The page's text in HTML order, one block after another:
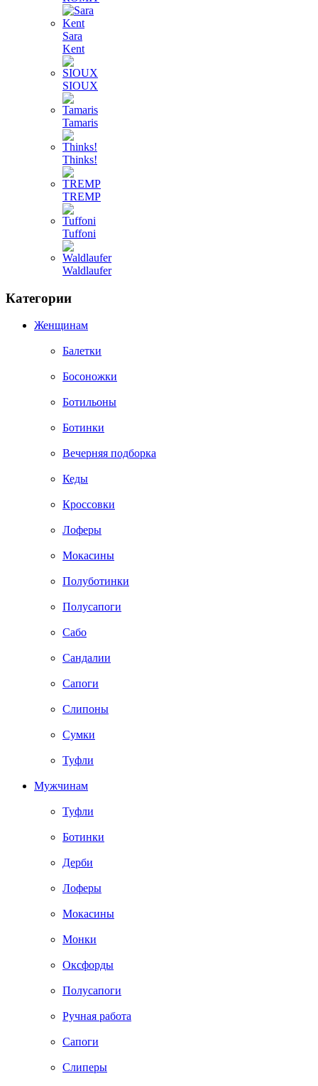
Sara
Kent
SIOUX
Tamaris
Thinks!
TREMP
Tuffoni
Waldlaufer
Категории
Женщинам
Балетки
Босоножки
Ботильоны
Ботинки
Вечерняя подборка
Кеды
Кроссовки
Лоферы
Мокасины
Полуботинки
Полусапоги
Сабо
Сандалии
Сапоги
Слипоны
Сумки
Туфли
Мужчинам
Туфли
Ботинки
Дерби
Лоферы
Мокасины
Монки
Оксфорды
Полусапоги
Ручная работа
Сапоги
Слиперы